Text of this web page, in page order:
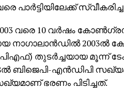
പാര്‍ട്ടിയിലേക്ക്
വരെ 10 വര്‍ഷം
നാഗാലാന്‍ഡില്‍ 2003ല്‍
തുടര്‍ച്ചയായ മൂന്ന്
ബിജെപി-എന്‍ഡിപി
ഭരണം പിടിച്ചത്.